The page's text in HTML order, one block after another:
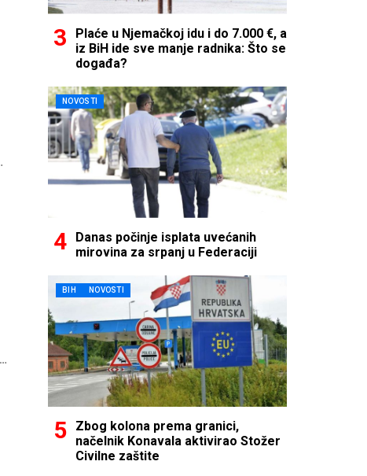
Plaće u Njemačkoj idu i do 7.000 €, a
iz BiH ide sve manje radnika: Što se
događa?
NOVOSTI
Danas počinje isplata uvećanih
mirovina za srpanj u Federaciji
BIH NOVOSTI
Zbog kolona prema granici,
načelnik Konavala aktivirao Stožer
Civilne zaštite